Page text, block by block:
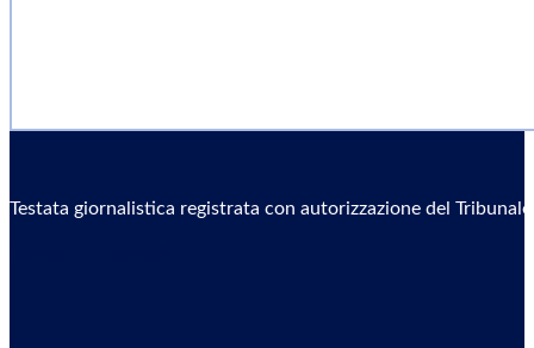
Testata giornalistica registrata con autorizzazione del